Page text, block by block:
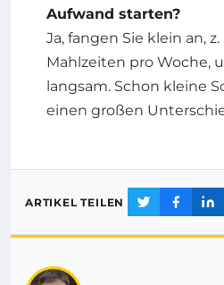
Aufwand starten?
Ja, fangen Sie klein an,
Mahlzeiten pro Woche,
langsam. Schon kleine
einen großen
ARTIKEL TEILEN